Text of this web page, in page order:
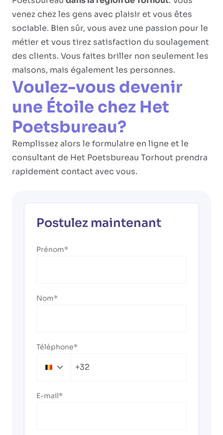
venez chez les gens avec plaisir et vous êtes
sociable. Bien sûr, vous avez une passion pour le
métier et vous tirez satisfaction du soulagement
des clients. Vous faites briller non seulement les
maisons, mais également les personnes.
Voulez-vous devenir
une Étoile chez Het
Poetsbureau?
Remplissez alors le formulaire en ligne et le
consultant de Het Poetsbureau Torhout prendra
rapidement contact avec vous.
Postulez maintenant
Prénom
Nom
Téléphone
Belgium+32
E-mail